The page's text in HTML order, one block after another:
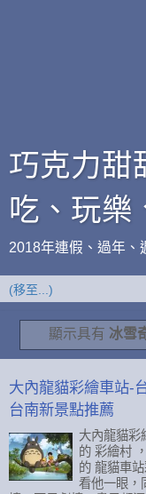
巧克力甜
吃、玩樂
2018年連假、過年、
顯示具有 冰雪
大內龍貓彩繪車站-
台南新景點推薦
大內龍貓彩
的 彩繪村
的 龍貓車
看他一眼，